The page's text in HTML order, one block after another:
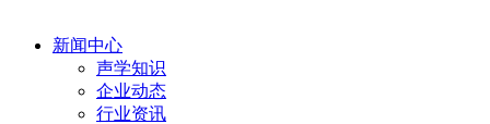
新闻中心
声学知识
企业动态
行业资讯